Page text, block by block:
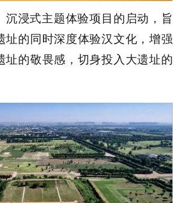
沉浸式主题体验项目的启动，旨
址的同时深度体验汉文化，增强
址的敬畏感，切身投入大遗址的